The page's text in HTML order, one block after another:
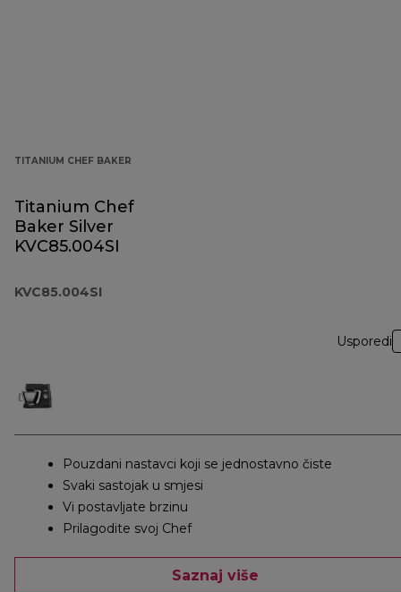
TITANIUM CHEF BAKER
Titanium Chef
Baker Silver
KVC85.004SI
KVC85.004SI
Usporedi
Pouzdani nastavci koji se jednostavno čiste
Svaki sastojak u smjesi
Vi postavljate brzinu
Prilagodite svoj Chef
Saznaj više